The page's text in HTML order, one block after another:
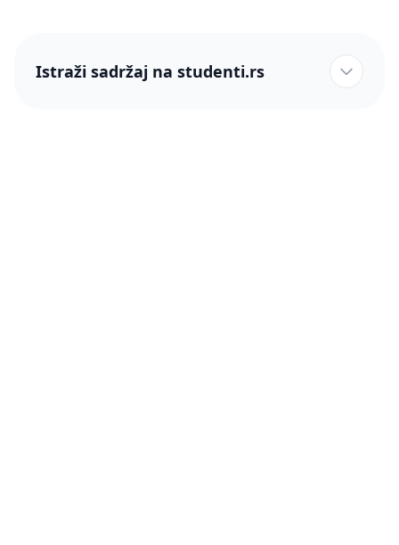
Istraži sadržaj na studenti.rs